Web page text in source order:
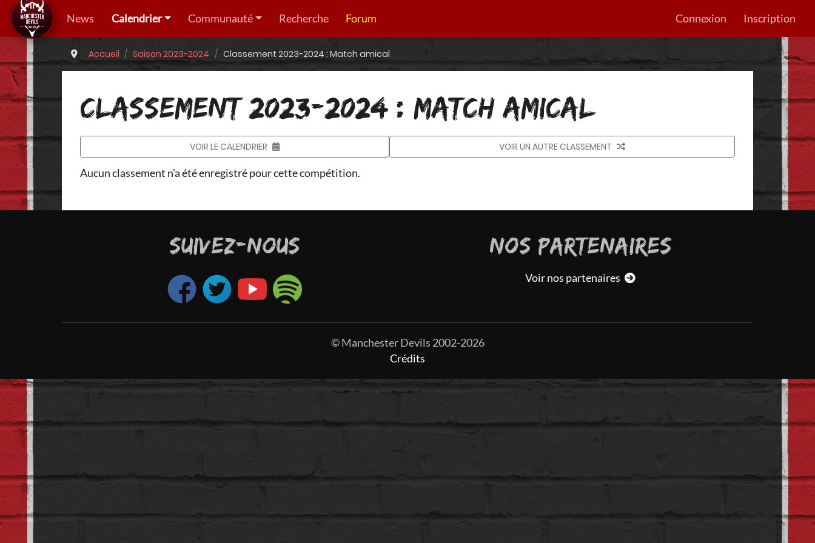
News Calendrier Communauté Recherche Forum Connexion Inscription
Accueil Saison 2023-2024 Classement 2023-2024 : Match amical
CLASSEMENT 2023-2024 : MATCH AMICAL
VOIR LE CALENDRIER VOIR UN AUTRE CLASSEMENT
Aucun classement n'a été enregistré pour cette compétition.
SUIVEZ-NOUS NOS PARTENAIRES
Voir nos partenaires
© Manchester Devils 2002-2026
Crédits